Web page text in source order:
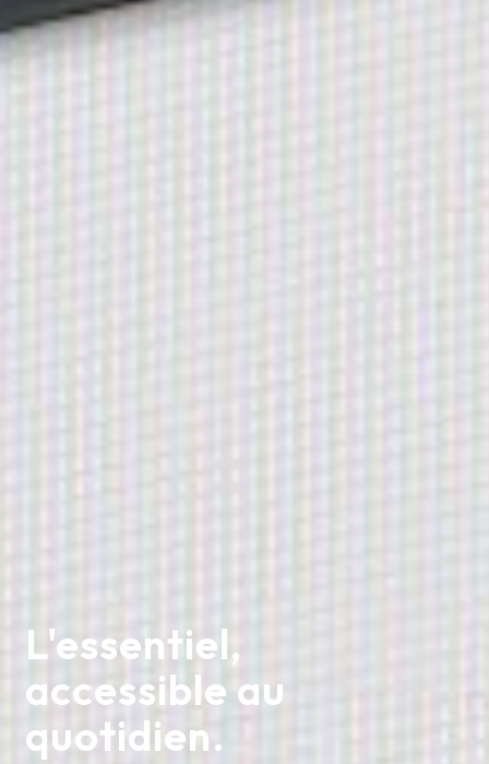
L'essentiel,
accessible au
quotidien.